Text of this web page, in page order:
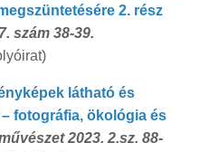
2. rész
szám 38-39.
látható és
fotográfia, ökológia és
2023. 2.sz. 88-